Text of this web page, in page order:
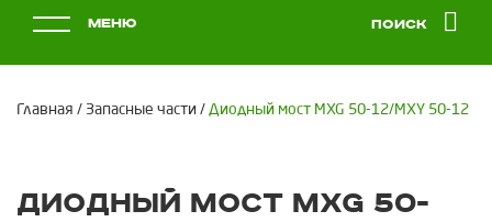
Меню Поиск
Главная / Запасные части / Диодный мост MXG 50-12/MXY 50-12
Диодный мост MXG 50-